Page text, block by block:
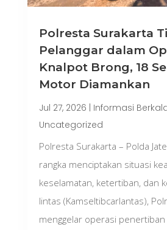
Polresta Surakarta
Pelanggar dalam
Knalpot Brong, 18
Motor Diamankan
Jul 27, 2026 | Informasi
Uncategorized
Polresta Surakarta – Polda
rangka menciptakan situasi
keselamatan, ketertiban, dan
lintas (Kamseltibcarlantas),
menggelar operasi